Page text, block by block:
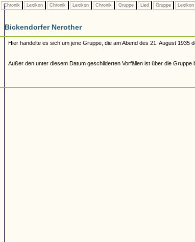
Chronik Lexikon Chronik Lexikon Chronik Gruppe Lied Gruppe Lexikon
Bickendorfer Nerother
Hier handelte es sich um jene Gruppe, die am Abend des 21. August
Außer den unter diesem Datum geschilderten Vorfällen ist über die Gruppe